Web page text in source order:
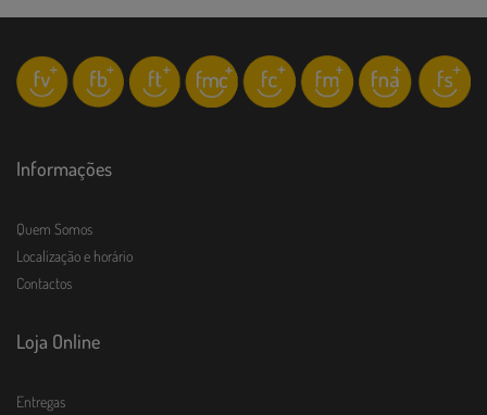
Informações
Quem Somos
Localização e horário
Contactos
Loja Online
Entregas